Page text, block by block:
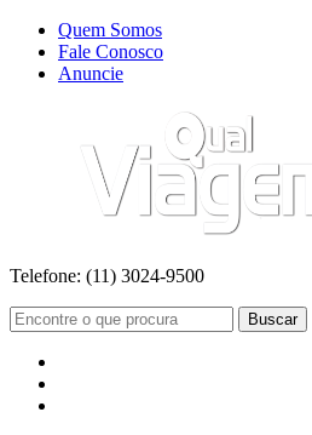
Quem Somos
Fale Conosco
Anuncie
Telefone: (11) 3024-9500
Buscar